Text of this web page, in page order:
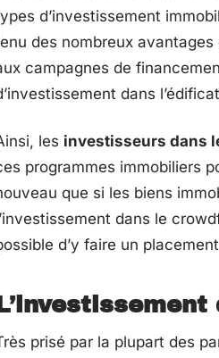
d’investissement
des nombreux
campagnes de
dans
les investisseurs dans
programmes immobiliers
que si les biens
dans le
d’y faire un
prisé par la plupart des